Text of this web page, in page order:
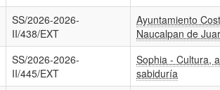
SS/2026-2026-
II/438/EXT
Ayuntamiento
Naucalpan de
SS/2026-2026-
II/445/EXT
Sophia - Cultura,
sabiduría